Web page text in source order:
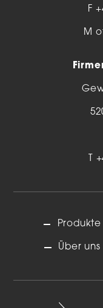
F
M
T
Produkte
Über uns